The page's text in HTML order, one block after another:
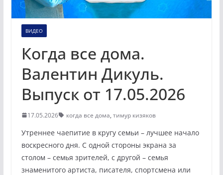
ВИДЕО
Когда все дома.
Валентин Дикуль.
Выпуск от 17.05.2026
17.05.2026 когда все дома, тимур кизяков
Утреннее чаепитие в кругу семьи – лучшее начало
воскресного дня. С одной стороны экрана за
столом – семья зрителей, с другой – семья
знаменитого артиста, писателя, спортсмена или